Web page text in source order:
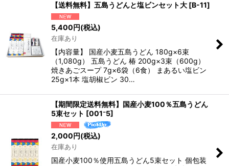
【送料無料】五島うどんと塩ビンセット大 [B-11]
5,400円(税込)
在庫あり
【内容量】 国産小麦五島うどん 180g×6束
（1,080g） 五島うどん 椿 200g×3束（600g）
焼きあごスープ 7g×6袋（6食） まあるい塩ビン
25g×1本 塩胡椒ビン 30…
【期間限定送料無料】国産小麦100％五島うどん
5束セット [001⁻5]
2,000円(税込)
在庫あり
国産小麦100％使用五島うどん5束セット 個包装